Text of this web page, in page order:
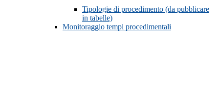
Tipologie di procedimento (da pubblicare
in tabelle)
Monitoraggio tempi procedimentali